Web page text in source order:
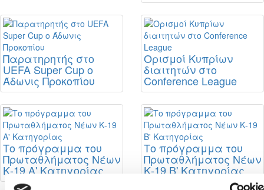
Παρατηρητής στο
UEFA Super Cup ο
Άδωνις Προκοπίου
Ορισμοί Κυπρίων
διαιτητών στο
Conference League
Το πρόγραμμα του
Πρωταθλήματος Νέων
Κ-19 Α' Κατηγορίας
Το πρόγραμμα του
Πρωταθλήματος Νέων
Κ-19 Β' Κατηγορίας